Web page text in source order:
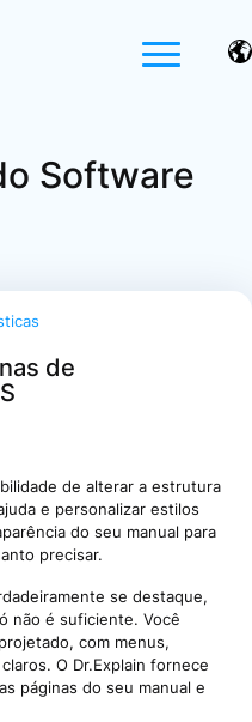
Software
de
de alterar a estrutura
e personalizar estilos
do seu manual para
precisar.
se destaque,
não é suficiente. Você
com menus,
O Dr.Explain fornece
páginas do seu manual e